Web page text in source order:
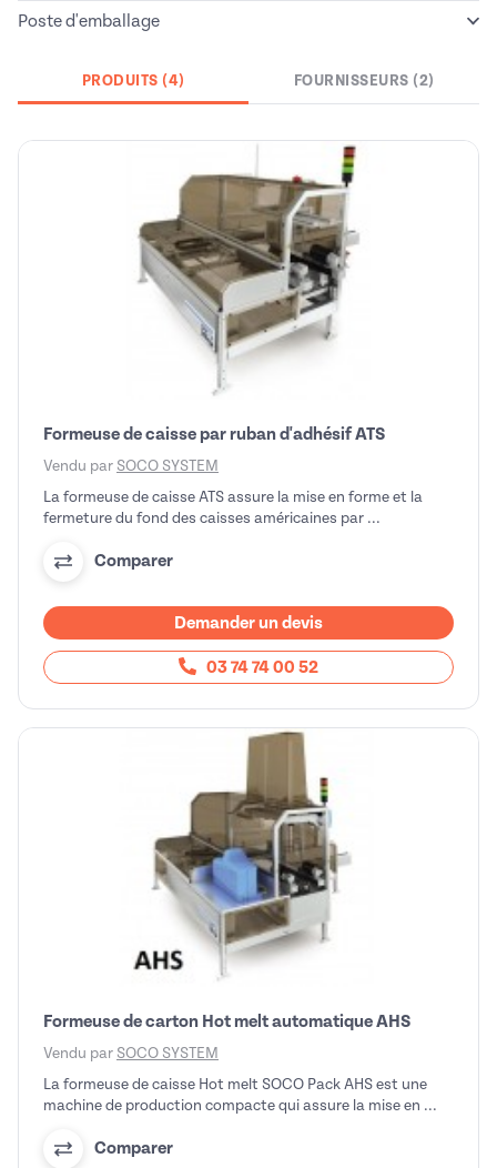
Poste d'emballage
PRODUITS (4) FOURNISSEURS (2)
Formeuse de caisse par ruban d'adhésif ATS
Vendu par SOCO SYSTEM
La formeuse de caisse ATS assure la mise en forme et la
fermeture du fond des caisses américaines par ...
Comparer
Demander un devis
03 74 74 00 52
Formeuse de carton Hot melt automatique AHS
Vendu par SOCO SYSTEM
La formeuse de caisse Hot melt SOCO Pack AHS est une
machine de production compacte qui assure la mise en ...
Comparer